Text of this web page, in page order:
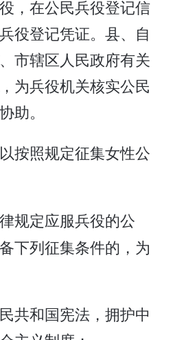
，在公民兵役登记信
役登记凭证。县、自
市辖区人民政府有关
为兵役机关核实公民
助。
按照规定征集女性公
规定应服兵役的公
下列征集条件的，为
共和国宪法，拥护中